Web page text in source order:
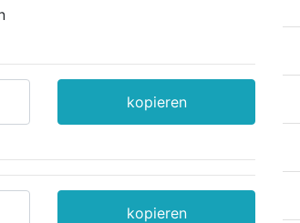
kopieren
kopieren